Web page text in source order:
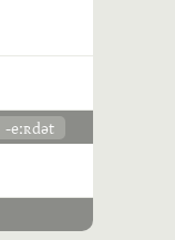
-eːʀdət